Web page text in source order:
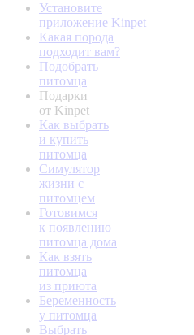
Установите
приложение Kinpet
Какая порода
подходит вам?
Подобрать
питомца
Подарки
от Kinpet
Как выбрать
и купить
питомца
Симулятор
жизни с
питомцем
Готовимся
к появлению
питомца дома
Как взять
питомца
из приюта
Беременность
у питомца
Выбрать